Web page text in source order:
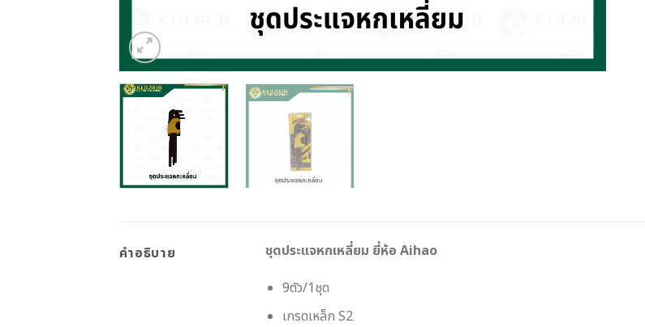
คำอธิบาย
ชุดประแจหกเหลี่ยม ยี่ห้อ Aihao
9ตัว/1ชุด
เกรดเหล็ก S2